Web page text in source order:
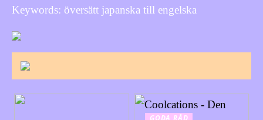
Keywords: översätt japanska till engelska
GODA RÅD